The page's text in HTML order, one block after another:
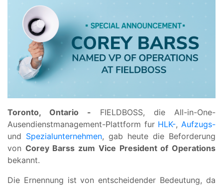
Toronto, Ontario - FIELDBOSS, die All-in-One-
Ausendienstmanagement-Plattform fur HLK-, Aufzugs-
und Spezialunternehmen, gab heute die Beforderung
von Corey Barss zum Vice President of Operations
bekannt.
Die Ernennung ist von entscheidender Bedeutung, da